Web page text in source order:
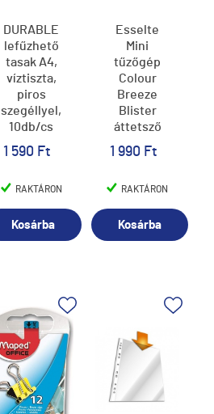
DURABLE
lefűzhető
tasak A4,
víztiszta,
piros
szegéllyel,
10db/cs
1 590 Ft
RAKTÁRON
Kosárba
Esselte
Mini
tűzőgép
Colour
Breeze
Blister
áttetsző
kék
1 990 Ft
RAKTÁRON
Kosárba